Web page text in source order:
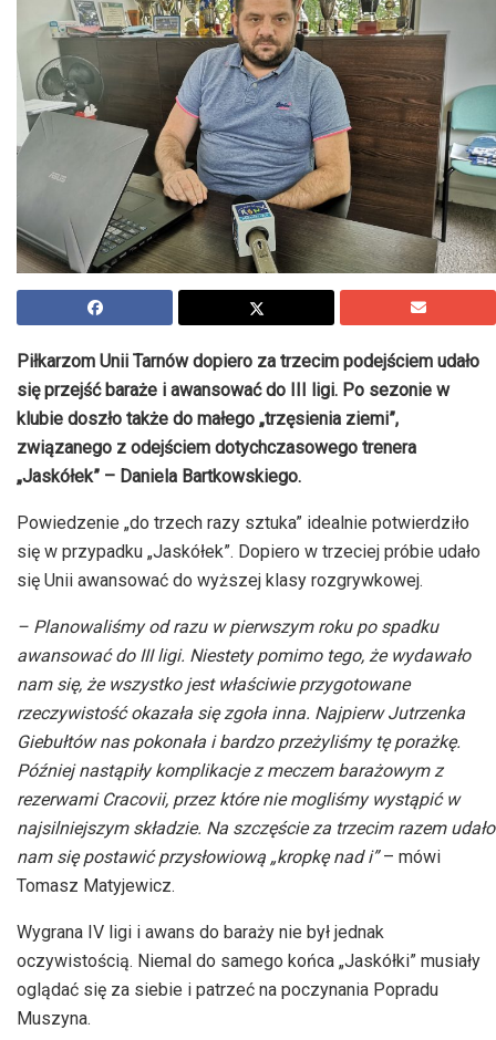
Piłkarzom Unii Tarnów dopiero za trzecim podejściem udało
się przejść baraże i awansować do III ligi. Po sezonie w
klubie doszło także do małego „trzęsienia ziemi”,
związanego z odejściem dotychczasowego trenera
„Jaskółek” – Daniela Bartkowskiego.
Powiedzenie „do trzech razy sztuka” idealnie potwierdziło
się w przypadku „Jaskółek”. Dopiero w trzeciej próbie udało
się Unii awansować do wyższej klasy rozgrywkowej.
– Planowaliśmy od razu w pierwszym roku po spadku
awansować do III ligi. Niestety pomimo tego, że wydawało
nam się, że wszystko jest właściwie przygotowane
rzeczywistość okazała się zgoła inna. Najpierw Jutrzenka
Giebułtów nas pokonała i bardzo przeżyliśmy tę porażkę.
Później nastąpiły komplikacje z meczem barażowym z
rezerwami Cracovii, przez które nie mogliśmy wystąpić w
najsilniejszym składzie. Na szczęście za trzecim razem udało
nam się postawić przysłowiową „kropkę nad i”– mówi
Tomasz Matyjewicz.
Wygrana IV ligi i awans do baraży nie był jednak
oczywistością. Niemal do samego końca „Jaskółki” musiały
oglądać się za siebie i patrzeć na poczynania Popradu
Muszyna.